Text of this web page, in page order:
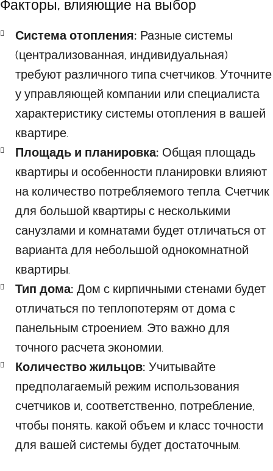
Факторы, влияющие на выбор
Система отопления: Разные системы
(централизованная, индивидуальная)
требуют различного типа счетчиков. Уточните
у управляющей компании или специалиста
характеристику системы отопления в вашей
квартире.
Площадь и планировка: Общая площадь
квартиры и особенности планировки влияют
на количество потребляемого тепла. Счетчик
для большой квартиры с несколькими
санузлами и комнатами будет отличаться от
варианта для небольшой однокомнатной
квартиры.
Тип дома: Дом с кирпичными стенами будет
отличаться по теплопотерям от дома с
панельным строением. Это важно для
точного расчета экономии.
Количество жильцов: Учитывайте
предполагаемый режим использования
счетчиков и, соответственно, потребление,
чтобы понять, какой объем и класс точности
для вашей системы будет достаточным.